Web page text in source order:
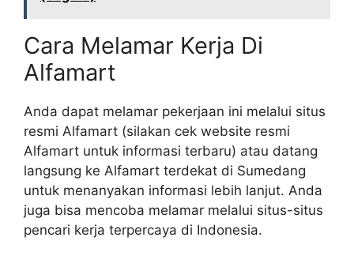
Cara Melamar Kerja Di
Alfamart
Anda dapat melamar pekerjaan ini melalui situs
resmi Alfamart (silakan cek website resmi
Alfamart untuk informasi terbaru) atau datang
langsung ke Alfamart terdekat di Sumedang
untuk menanyakan informasi lebih lanjut. Anda
juga bisa mencoba melamar melalui situs-situs
pencari kerja terpercaya di Indonesia.